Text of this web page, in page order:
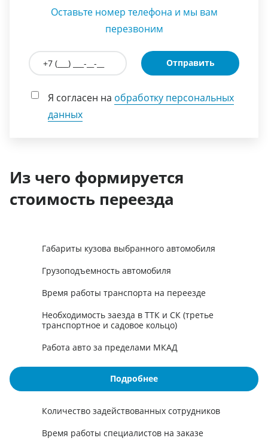
Оставьте номер телефона и мы вам
перезвоним
Отправить
Я согласен на обработку персональных
данных
Из чего формируется
стоимость переезда
Габариты кузова выбранного автомобиля
Грузоподъемность автомобиля
Время работы транспорта на переезде
Необходимость заезда в ТТК и СК (третье
транспортное и садовое кольцо)
Работа авто за пределами МКАД
Подробнее
Количество задействованных сотрудников
Время работы специалистов на заказе